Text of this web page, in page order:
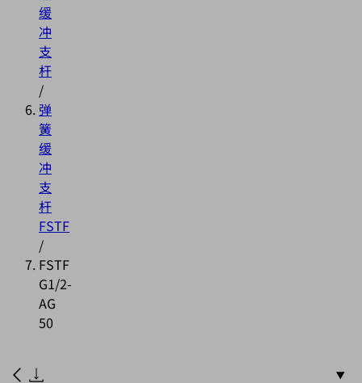
缓
冲
支
杆
/
弹
簧
缓
冲
支
杆
FSTF
/
FSTF
G1/2-
AG
50